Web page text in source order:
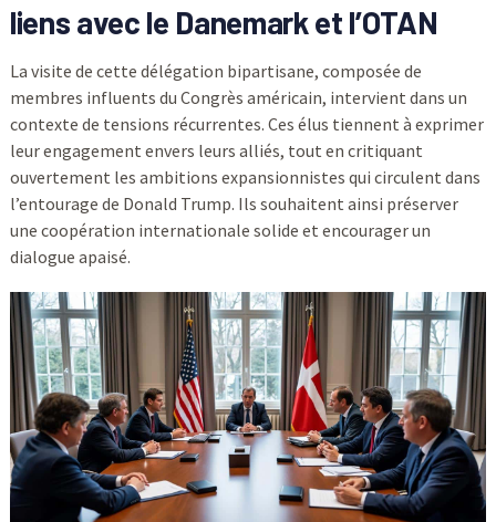
liens avec le Danemark et l’OTAN
La visite de cette délégation bipartisane, composée de
membres influents du Congrès américain, intervient dans un
contexte de tensions récurrentes. Ces élus tiennent à exprimer
leur engagement envers leurs alliés, tout en critiquant
ouvertement les ambitions expansionnistes qui circulent dans
l’entourage de Donald Trump. Ils souhaitent ainsi préserver
une coopération internationale solide et encourager un
dialogue apaisé.